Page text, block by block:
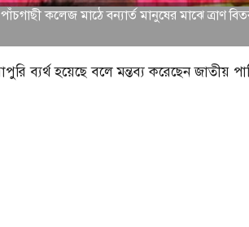
কলেজ মাঠে বন্যার্ত মানুষের মাঝে ত্রাণ
ব্যর্থ হয়েছে বলে মন্তব্য করেছেন জাতীয়